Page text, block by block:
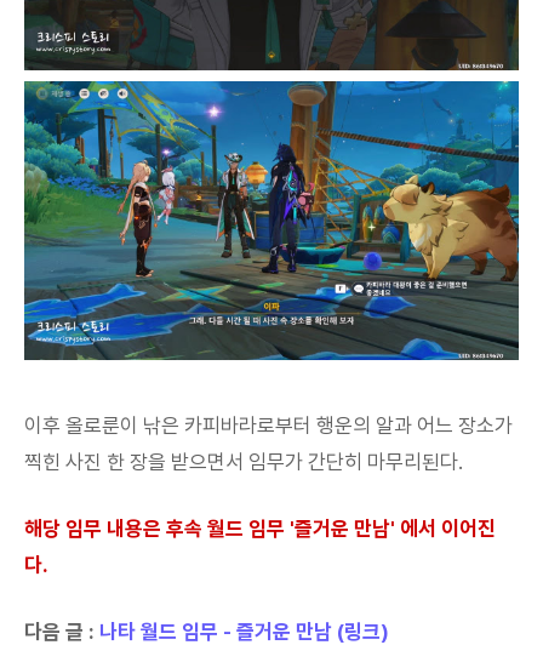
이후 올로룬이 낚은 카피바라로부터 행운의 알과 어느 장소가
찍힌 사진 한 장을 받으면서 임무가 간단히 마무리된다.
해당 임무 내용은 후속 월드 임무 '즐거운 만남' 에서 이어진
다.
다음 글 : 나타 월드 임무 - 즐거운 만남 (링크)